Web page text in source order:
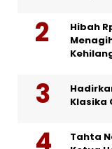
Hibah
Klasika
Tahta